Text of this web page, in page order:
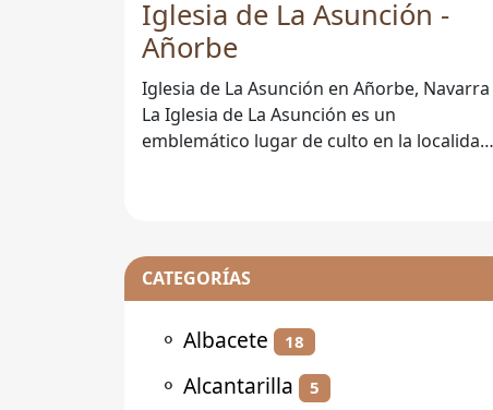
Iglesia de La Asunción -
Añorbe
Iglesia de La Asunción en Añorbe, Navarra
La Iglesia de La Asunción es un
emblemático lugar de culto en la localidad
CATEGORÍAS
⚬ Albacete 18
⚬ Alcantarilla 5